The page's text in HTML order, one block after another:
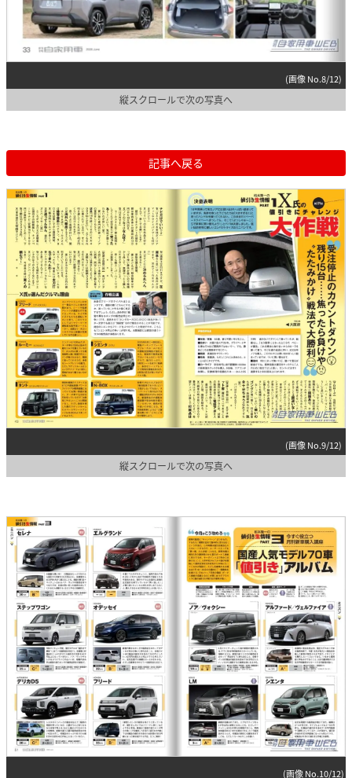
(画像 No.8/12)
縦スクロールで次の写真へ
記事へ戻る
(画像 No.9/12)
縦スクロールで次の写真へ
(画像 No.10/12)